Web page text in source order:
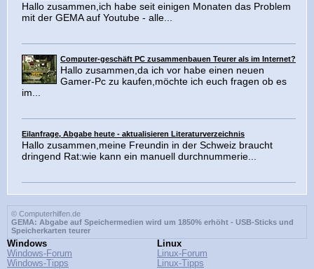
Hallo zusammen,ich habe seit einigen Monaten das Problem
mit der GEMA auf Youtube - alle...
Computer-geschäft PC zusammenbauen Teurer als im Internet?
Hallo zusammen,da ich vor habe einen neuen
Gamer-Pc zu kaufen,möchte ich euch fragen ob es
im...
Eilanfrage, Abgabe heute - aktualisieren Literaturverzeichnis
Hallo zusammen,meine Freundin in der Schweiz braucht
dringend Rat:wie kann ein manuell durchnummerie...
© Computerhilfen.de
GEMA: Abgabe auf Speichermedien wird um 1850% erhöht - USB-Sticks und
Speicherkarten teurer
Windows
Windows-Forum
Windows-Tipps
Linux
Linux-Forum
Linux-Tipps